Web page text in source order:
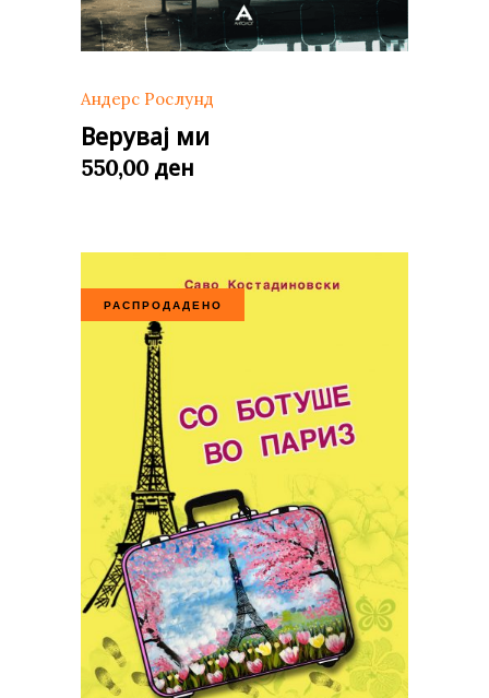
Андерс Рослунд
Верувај ми
550,00 ден
РАСПРОДАДЕНО